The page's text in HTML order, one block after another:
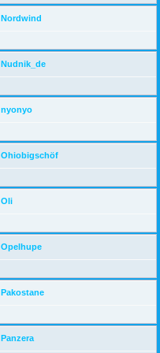
Nordwind
Nudnik_de
nyonyo
Ohiobigschöf
Oli
Opelhupe
Pakostane
Panzera